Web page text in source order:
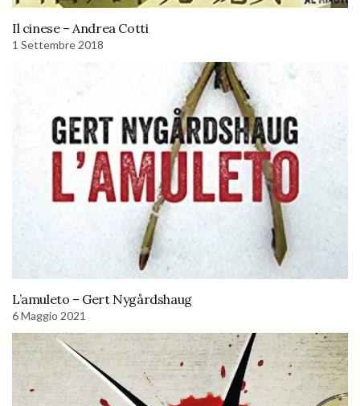
Il cinese – Andrea Cotti
1 Settembre 2018
L’amuleto – Gert Nygårdshaug
6 Maggio 2021